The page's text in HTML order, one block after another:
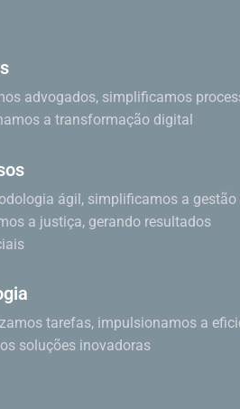
advogados, simplificamos
a transformação digital
ágil, simplificamos a gestão
a justiça, gerando resultados
tarefas, impulsionamos a
soluções inovadoras